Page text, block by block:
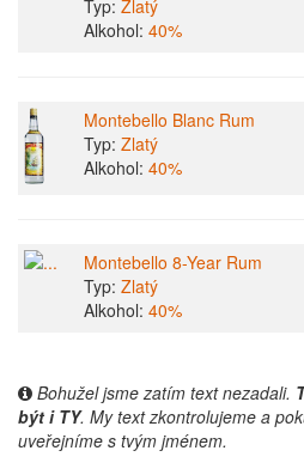
Typ: Zlatý
Alkohol: 40%
Montebello Blanc Rum
Typ: Zlatý
Alkohol: 40%
Montebello 8-Year Rum
Typ: Zlatý
Alkohol: 40%
Bohužel jsme zatím text nezadali.
být i TY. My text zkontrolujeme a
uveřejníme s tvým jménem.